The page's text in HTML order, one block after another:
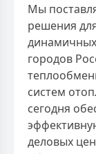
Мы
решения
городов
систем
сегодня
деловых